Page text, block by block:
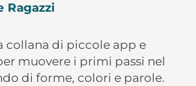
Ragazzi
collana di piccole app e
muovere i primi passi nel
di forme, colori e parole.